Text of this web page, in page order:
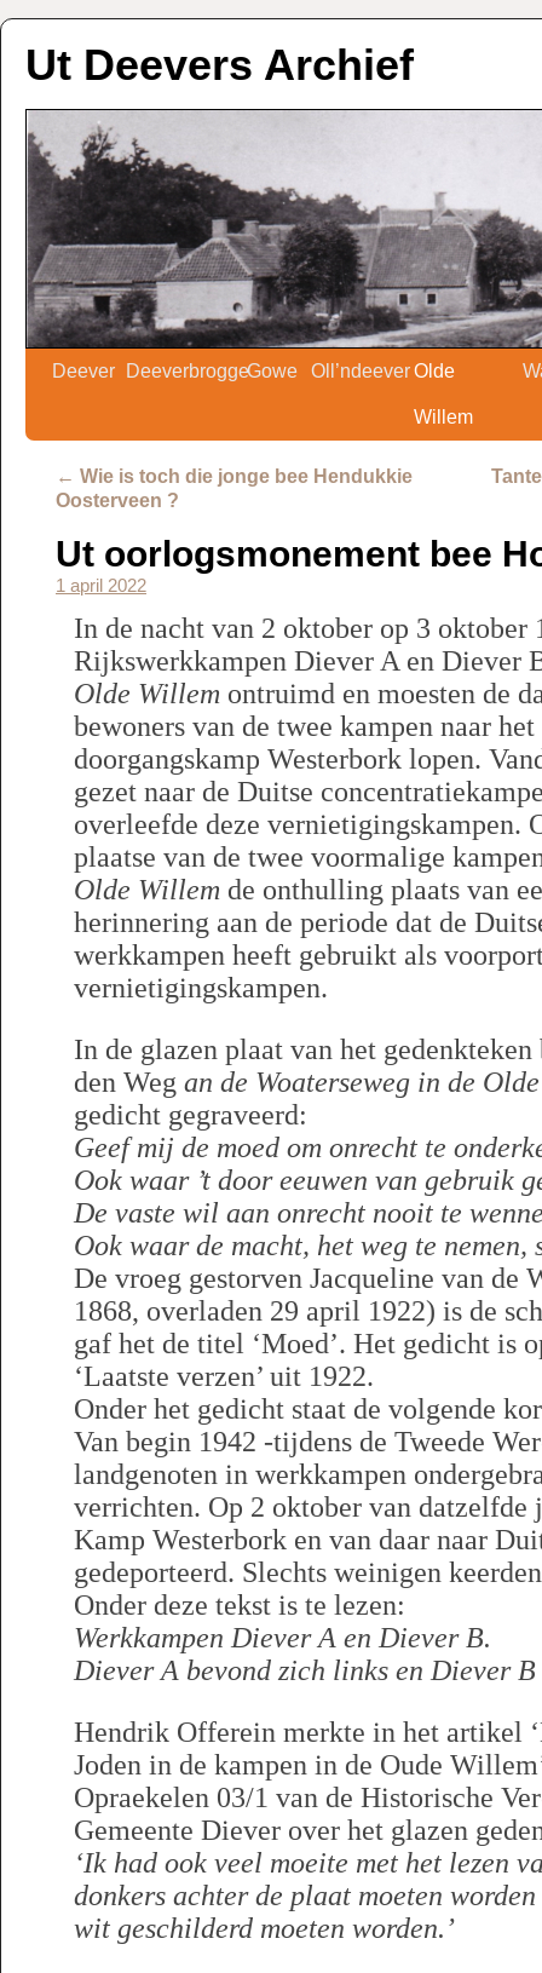
Ut Deevers Archief
Deever DeeverbroggeGowe Oll’ndeeverOlde
Willem
← Wie is toch die jonge bee Hendukkie
Oosterveen ?
Ut oorlogsmonement bee
1 april 2022
In de nacht van 2 oktober op 3 oktober
Rijkswerkkampen Diever A en Diever
Olde Willem ontruimd en moesten de
bewoners van de twee kampen naar het
doorgangskamp Westerbork lopen.
gezet naar de Duitse
overleefde deze vernietigingskampen.
plaatse van de twee voormalige
Olde Willem de onthulling plaats van
herinnering aan de periode dat de
werkkampen heeft gebruikt als
vernietigingskampen.
In de glazen plaat van het
den Weg an de Woaterseweg in de
gedicht gegraveerd:
Geef mij de moed om onrecht te
Ook waar ’t door eeuwen van gebruik
De vaste wil aan onrecht nooit te
Ook waar de macht, het weg te nemen,
De vroeg gestorven Jacqueline van de
1868, overladen 29 april 1922) is de
gaf het de titel ‘Moed’. Het gedicht is
‘Laatste verzen’ uit 1922.
Onder het gedicht staat de volgende
Van begin 1942 -tijdens de Tweede
landgenoten in werkkampen
verrichten. Op 2 oktober van datzelfde
Kamp Westerbork en van daar naar
gedeporteerd. Slechts weinigen
Onder deze tekst is te lezen:
Werkkampen Diever A en Diever B.
Diever A bevond zich links en Diever B
Hendrik Offerein merkte in het artikel
Joden in de kampen in de Oude
Opraekelen 03/1 van de Historische
Gemeente Diever over het glazen
‘Ik had ook veel moeite met het lezen
donkers achter de plaat moeten
wit geschilderd moeten worden.’